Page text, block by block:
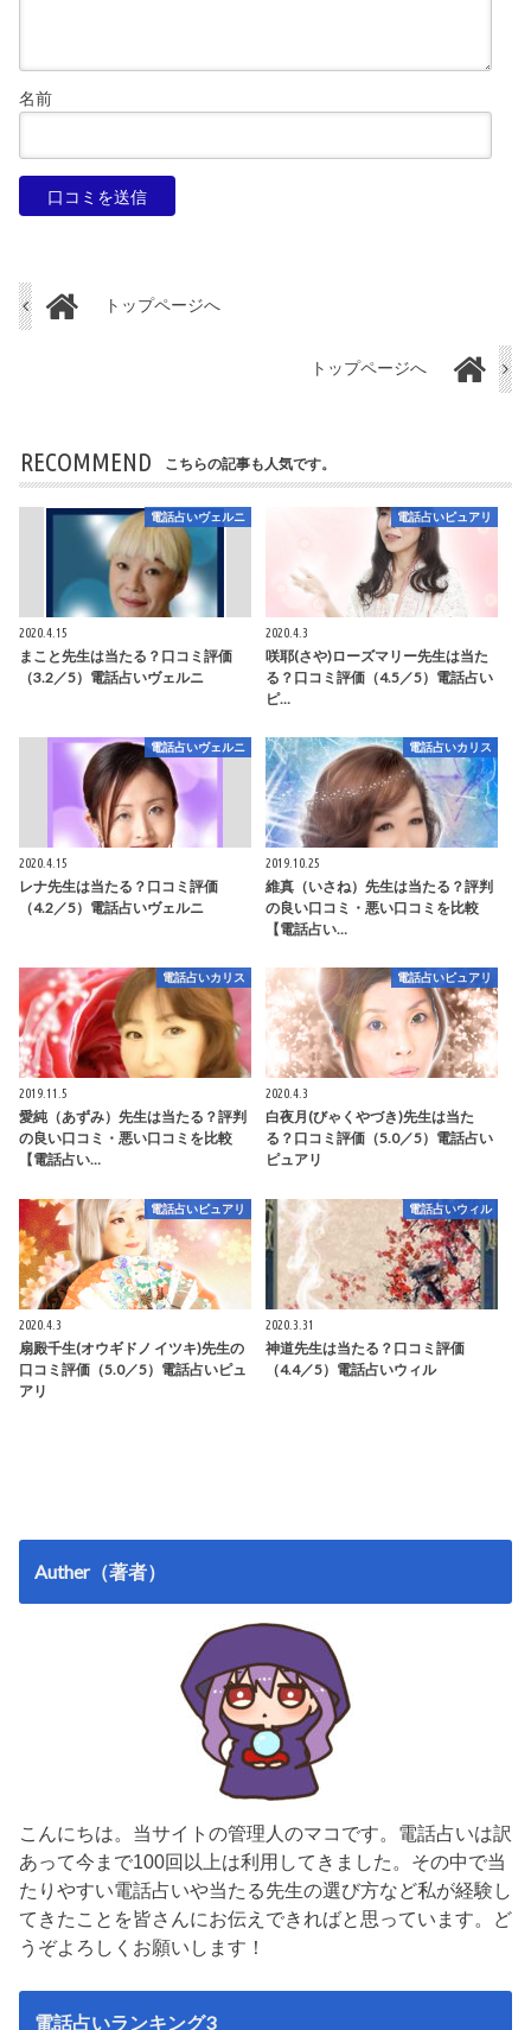
名前
トップページへ
トップページへ
RECOMMEND こちらの記事も人気です。
電話占いヴェルニ
2020.4.15
まこと先生は当たる？口コミ評価
（3.2／5）電話占いヴェルニ
電話占いピュアリ
2020.4.3
咲耶(さや)ローズマリー先生は当た
る？口コミ評価（4.5／5）電話占い
ピ…
電話占いヴェルニ
2020.4.15
レナ先生は当たる？口コミ評価
（4.2／5）電話占いヴェルニ
電話占いカリス
2019.10.25
維真（いさね）先生は当たる？評判
の良い口コミ・悪い口コミを比較
【電話占い…
電話占いカリス
2019.11.5
愛純（あずみ）先生は当たる？評判
の良い口コミ・悪い口コミを比較
【電話占い…
電話占いピュアリ
2020.4.3
白夜月(びゃくやづき)先生は当た
る？口コミ評価（5.0／5）電話占い
ピュアリ
電話占いピュアリ
2020.4.3
扇殿千生(オウギドノ イツキ)先生の
口コミ評価（5.0／5）電話占いピュ
アリ
電話占いウィル
2020.3.31
神道先生は当たる？口コミ評価
（4.4／5）電話占いウィル
Auther（著者）
こんにちは。当サイトの管理人のマコです。電話占いは訳
あって今まで100回以上は利用してきました。その中で当
たりやすい電話占いや当たる先生の選び方など私が経験し
てきたことを皆さんにお伝えできればと思っています。ど
うぞよろしくお願いします！
電話占いランキング3